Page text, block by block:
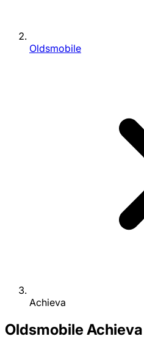
Oldsmobile
Achieva
Oldsmobile Achieva